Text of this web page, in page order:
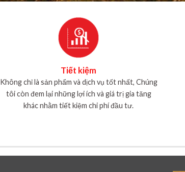
Tiết kiệm
Không chỉ là sản phẩm và dịch vụ tốt nhất, Chúng
tôi còn đem lại những lợi ích và giá trị gia tăng
khác nhằm tiết kiệm chi phí đầu tư.